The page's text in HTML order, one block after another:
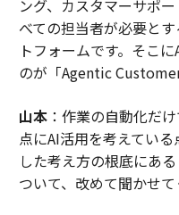
ング、カスタマーサポ
べての担当者が必要と
トフォームです。そこ
のが「Agentic
山本：作業の自動化だ
点にAI活用を考えてい
した考え方の根底にあ
ついて、改めて聞かせて